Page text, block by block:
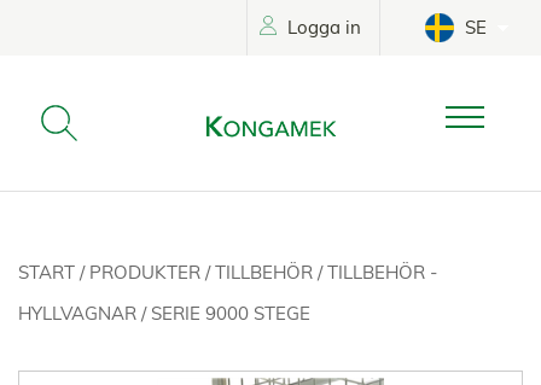
Logga in SE
START / PRODUKTER /TILLBEHÖR /TILLBEHÖR -
HYLLVAGNAR / SERIE 9000 STEGE